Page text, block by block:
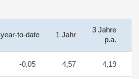
year-to-date 1 Jahr
3 Jahre
p.a.
-0,05 4,57 4,19